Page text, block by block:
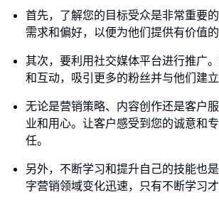
首先，了解您的目标受众是非常重要
需求和偏好，以便为他们提供有价值的
其次，要利用社交媒体平台进行推广
和互动，吸引更多的粉丝并与他们建立
无论是营销策略、内容创作还是客户
业和用心。让客户感受到您的诚意和
任。
另外，不断学习和提升自己的技能也
字营销领域变化迅速，只有不断学习才